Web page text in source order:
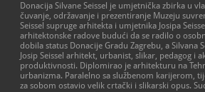
Donacija Silvane Seissel je umjetnička zbirka u
čuvanje, održavanje i prezentiranje Muzeju
Seissel supruge arhitekta i umjetnika Josipa
arhitektonske radove budući da se radilo o
dobila status Donacije Gradu Zagrebu, a Silvana
Josip Seissel arhitekt, urbanist, slikar, pedagog
produktivnosti. Diplomirao je arhitekturu na
urbanizma. Paralelno sa službenom karijerom,
za sobom ostavio velik crtački i slikarski opus.